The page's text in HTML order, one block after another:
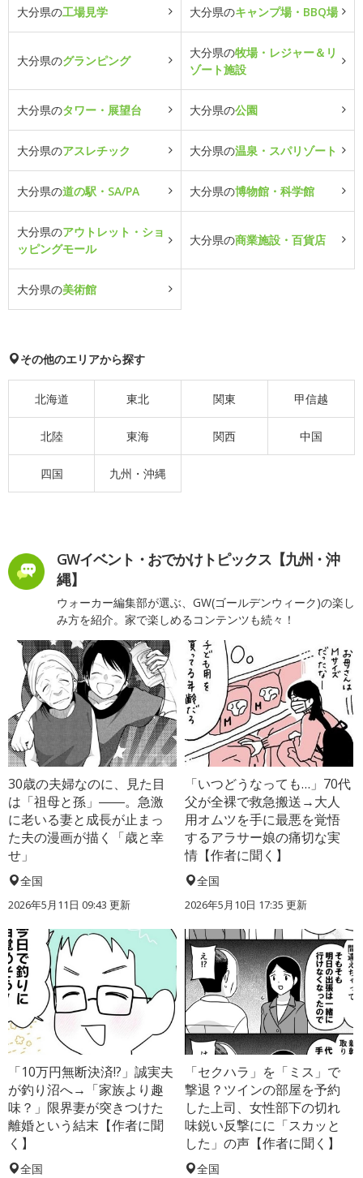
大分県の工場見学 大分県のキャンプ場・BBQ場
大分県のグランピング
大分県の牧場・レジャー＆リ
ゾート施設
大分県のタワー・展望台 大分県の公園
大分県のアスレチック 大分県の温泉・スパリゾート
大分県の道の駅・SA/PA 大分県の博物館・科学館
大分県のアウトレット・ショ
ッピングモール
大分県の商業施設・百貨店
大分県の美術館
その他のエリアから探す
北海道 東北 関東 甲信越
北陸 東海 関西 中国
四国 九州・沖縄
GWイベント・おでかけトピックス【九州・沖
縄】
ウォーカー編集部が選ぶ、GW(ゴールデンウィーク)の楽し
み方を紹介。家で楽しめるコンテンツも続々！
30歳の夫婦なのに、見た目
は「祖母と孫」――。急激
に老いる妻と成長が止まっ
た夫の漫画が描く「歳と幸
せ」
全国
2026年5月11日 09:43 更新
「いつどうなっても…」70代
父が全裸で救急搬送→大人
用オムツを手に最悪を覚悟
するアラサー娘の痛切な実
情【作者に聞く】
全国
2026年5月10日 17:35 更新
「10万円無断決済!?」誠実夫
が釣り沼へ→「家族より趣
味？」限界妻が突きつけた
離婚という結末【作者に聞
く】
全国
「セクハラ」を「ミス」で
撃退？ツインの部屋を予約
した上司、女性部下の切れ
味鋭い反撃にに「スカッと
した」の声【作者に聞く】
全国